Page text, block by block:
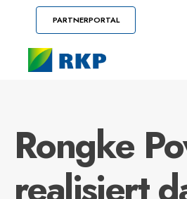
PARTNERPORTAL
Rongke